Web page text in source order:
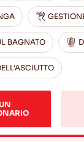
BAGNATO